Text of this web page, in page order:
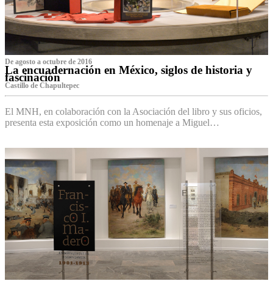
De agosto a octubre de 2016
La encuadernación en México, siglos de historia y
fascinación
Castillo de Chapultepec
El MNH, en colaboración con la Asociación del libro y sus oficios,
presenta esta exposición como un homenaje a Miguel…